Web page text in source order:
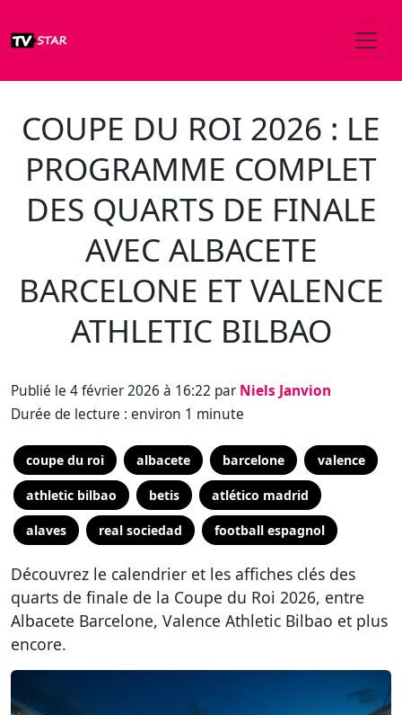
COUPE DU ROI 2026 : LE
PROGRAMME COMPLET
DES QUARTS DE FINALE
AVEC ALBACETE
BARCELONE ET VALENCE
ATHLETIC BILBAO
Publié le 4 février 2026 à 16:22 par Niels Janvion
Durée de lecture : environ 1 minute
coupe du roi albacete barcelone valence
athletic bilbao betis atlético madrid
alaves real sociedad football espagnol
Découvrez le calendrier et les affiches clés des
quarts de finale de la Coupe du Roi 2026, entre
Albacete Barcelone, Valence Athletic Bilbao et plus
encore.